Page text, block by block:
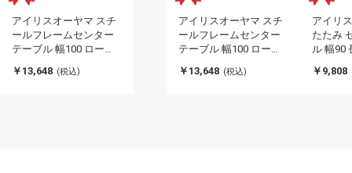
アイリスオーヤマ スチ
ールフレームセンター
テーブル 幅100 ローテ
ル リビングテーブル 木
￥13,648 (税込)
アイリスオーヤマ スチ
ールフレームセンター
テーブル 幅100 ローテ
ル リビングテーブル 木
￥13,648 (税込)
アイリ
たたみ
ル 幅90
ル 折れ
￥9,808